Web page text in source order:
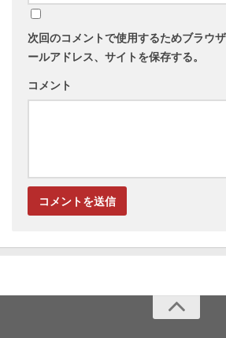
次回のコメントで使用するためブラウ
ールアドレス、サイトを保存する。
コメント